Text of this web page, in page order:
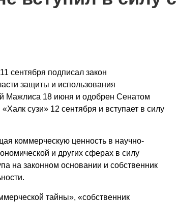
сентября подписал закон
защиты и использования
Мажлиса 18 июня и одобрен Сенатом
сузи» 12 сентября и вступает в силу
коммерческую ценность в научно-
и других сферах в силу
на законном основании и собственник
тайны», «собственник